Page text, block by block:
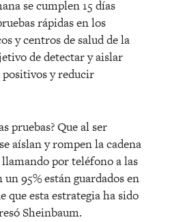
se cumplen 15 días
rápidas en los
y centros de salud de la
de detectar y aislar
positivos y reducir
pruebas? Que al ser
aíslan y rompen la cadena
por teléfono a las
95% están guardados en
que esta estrategia ha sido
Sheinbaum.